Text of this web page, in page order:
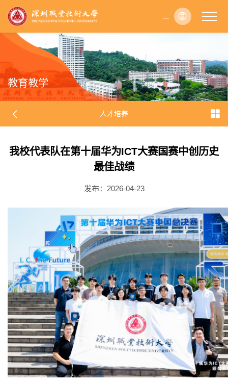
...
...
...
...
...
...
...
...
...
...
...
...
...
...
...
...
...
...
...
...
...
...
...
...
...
...
...
...
...
...
...
...
...
...
...
...
...
...
...
...
...
...
...
...
...
...
...
...
...
...
...
...
...
...
...
...
...
...
...
...
...
...
...
...
...
...
...
...
...
...
...
...
...
...
...
...
...
...
...
...
...
...
...
...
...
...
...
...
...
...
...
...
...